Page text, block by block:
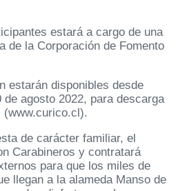
estará a cargo de una
de la Corporación de Fomento
estarán disponibles desde
agosto 2022, para descarga
(www.curico.cl).
de carácter familiar, el
Carabineros y contratará
para que los miles de
llegan a la alameda Manso de